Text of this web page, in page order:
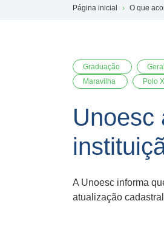
Página inicial O que
Graduação Geral
Maravilha
Polo
Unoesc
A Unoesc informa
atualização